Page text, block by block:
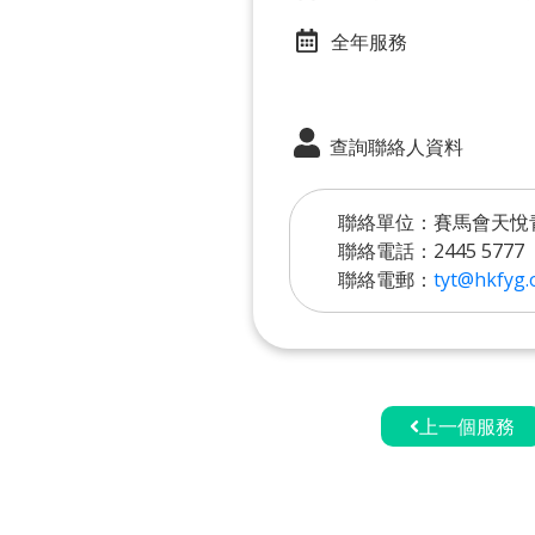
全年服務
查詢聯絡人資料
聯絡單位：賽馬會天悅
聯絡電話：2445 5777
聯絡電郵：
上一個服務